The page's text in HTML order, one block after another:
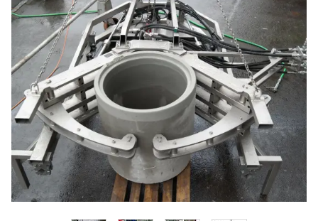
Schärfplatten
Maschinen zur Bearbeitung von Sägeblättern
Maschinen zur Bearbeitung von Sägeseil
Anwendungen
Kompetenzen
Unternehmen
News